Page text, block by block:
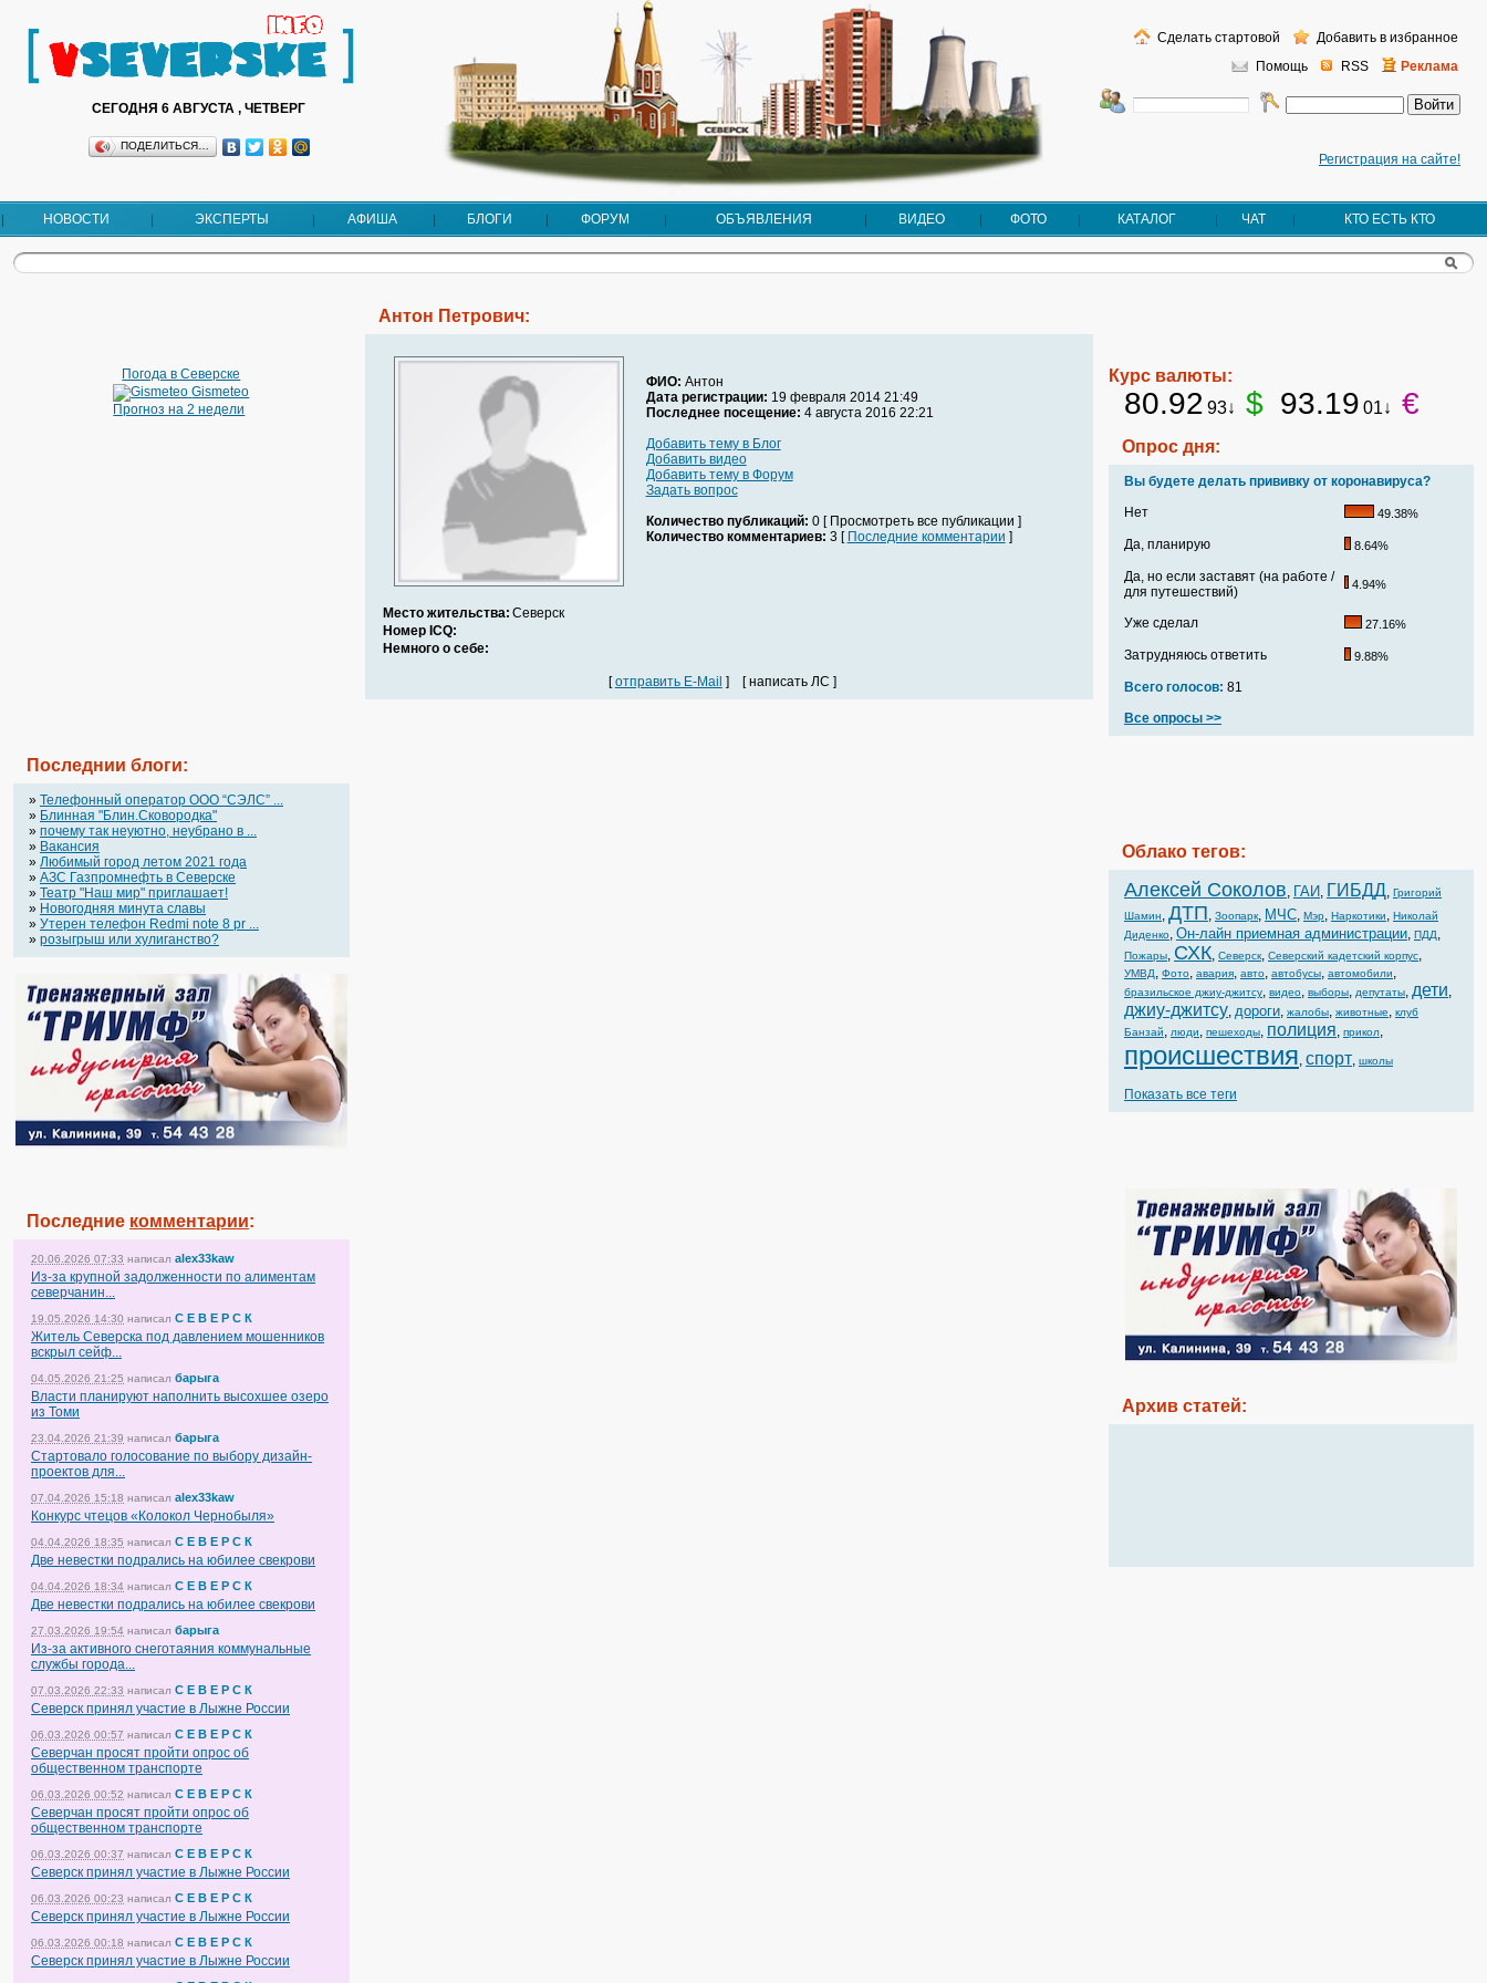
СЕГОДНЯ 6 АВГУСТА , ЧЕТВЕРГ
ПОДЕЛИТЬСЯ…
Регистрация на сайте!
Помощь RSS Реклама
Сделать стартовой Добавить в избранное
НОВОСТИ ЭКСПЕРТЫ АФИША БЛОГИ ФОРУМ ОБЪЯВЛЕНИЯ ВИДЕО ФОТО КАТАЛОГ ЧАТ КТО ЕСТЬ КТО
Погода в Северске
Gismeteo
Прогноз на 2 недели
Последнии блоги:
» Телефонный оператор OOO “СЭЛС” ...
» Блинная "Блин.Сковородка"
» почему так неуютно, неубрано в ...
» Вакансия
» Любимый город летом 2021 года
» АЗС Газпромнефть в Северске
» Театр "Наш мир" приглашает!
» Новогодняя минута славы
» Утерен телефон Redmi note 8 pr ...
» розыгрыш или хулиганство?
Последние комментарии:
20.06.2026 07:33 написал alex33kaw
Из-за крупной задолженности по алиментам
северчанин...
19.05.2026 14:30 написал С Е В Е Р С К
Житель Северска под давлением мошенников
вскрыл сейф...
04.05.2026 21:25 написал барыга
Власти планируют наполнить высохшее озеро
из Томи
23.04.2026 21:39 написал барыга
Стартовало голосование по выбору дизайн-
проектов для...
07.04.2026 15:18 написал alex33kaw
Конкурс чтецов «Колокол Чернобыля»
04.04.2026 18:35 написал С Е В Е Р С К
Две невестки подрались на юбилее свекрови
04.04.2026 18:34 написал С Е В Е Р С К
Две невестки подрались на юбилее свекрови
27.03.2026 19:54 написал барыга
Из-за активного снеготаяния коммунальные
службы города...
07.03.2026 22:33 написал С Е В Е Р С К
Северск принял участие в Лыжне России
06.03.2026 00:57 написал С Е В Е Р С К
Северчан просят пройти опрос об
общественном транспорте
06.03.2026 00:52 написал С Е В Е Р С К
Северчан просят пройти опрос об
общественном транспорте
06.03.2026 00:37 написал С Е В Е Р С К
Северск принял участие в Лыжне России
06.03.2026 00:23 написал С Е В Е Р С К
Северск принял участие в Лыжне России
06.03.2026 00:18 написал С Е В Е Р С К
Северск принял участие в Лыжне России
Антон Петрович:
ФИО: Антон
Дата регистрации: 19 февраля 2014 21:49
Последнее посещение: 4 августа 2016 22:21
Добавить тему в Блог
Добавить видео
Добавить тему в Форум
Задать вопрос
Количество публикаций: 0 [ Просмотреть все публикации ]
Количество комментариев: 3 [ Последние комментарии ]
Место жительства: Северск
Номер ICQ:
Немного о себе:
[отправить E-Mail ] [ написать ЛС ]
Курс валюты:
80.92 93↓ $ 93.19 01↓ €
Опрос дня:
Вы будете делать прививку от коронавируса?
Нет
49.38%
Да, планирую 8.64%
Да, но если заставят (на работе /
для путешествий)
4.94%
Уже сделал 27.16%
Затрудняюсь ответить 9.88%
Всего голосов: 81
Все опросы >>
Облако тегов:
Алексей Соколов, ГАИ, ГИБДД, Григорий
Шамин, ДТП, Зоопарк, МЧС, Мэр, Наркотики, Николай
Диденко, Он-лайн приемная администрации, ПДД,
Пожары, СХК, Северск, Северский кадетский корпус,
УМВД, Фото, авария, авто, автобусы, автомобили,
бразильское джиу-джитсу, видео, выборы, депутаты, дети,
джиу-джитсу, дороги, жалобы, животные, клуб
Банзай, люди, пешеходы, полиция, прикол,
происшествия, спорт, школы
Показать все теги
Архив статей: